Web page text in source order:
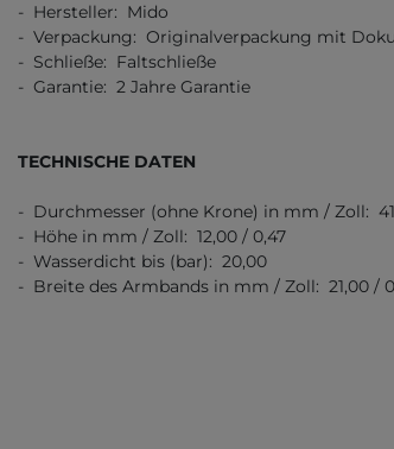
- Hersteller: Mido
- Verpackung: Originalverpackung mit
- Schließe: Faltschließe
- Garantie: 2 Jahre Garantie
TECHNISCHE DATEN
- Durchmesser (ohne Krone) in mm / Zoll:
- Höhe in mm / Zoll: 12,00 / 0,47
- Wasserdicht bis (bar): 20,00
- Breite des Armbands in mm / Zoll: 21,00 /